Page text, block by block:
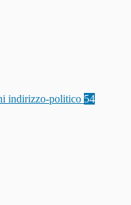
indirizzo-politico 54